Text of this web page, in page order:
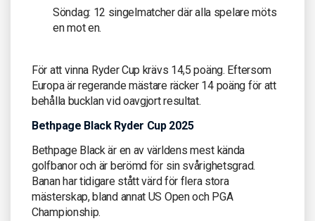
Söndag: 12 singelmatcher där alla spelare möts
en mot en.
För att vinna Ryder Cup krävs 14,5 poäng. Eftersom
Europa är regerande mästare räcker 14 poäng för att
behålla bucklan vid oavgjort resultat.
Bethpage Black Ryder Cup 2025
Bethpage Black är en av världens mest kända
golfbanor och är berömd för sin svårighetsgrad.
Banan har tidigare stått värd för flera stora
mästerskap, bland annat US Open och PGA
Championship.